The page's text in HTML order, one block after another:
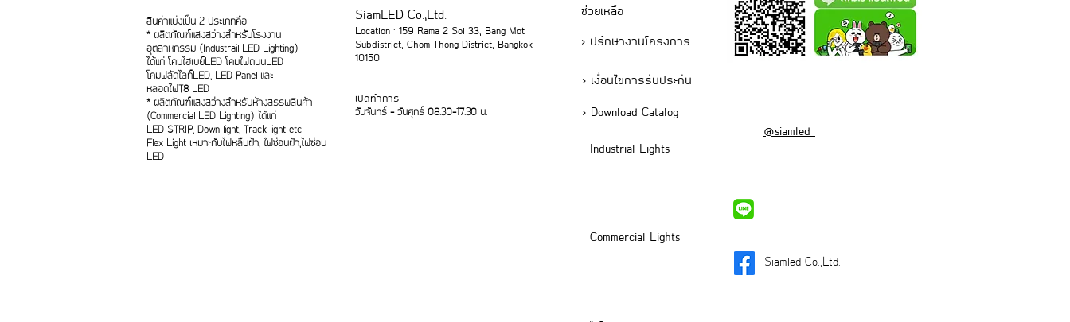
สินค่าแบ่งเป็น 2 ประเภทคือ
* ผลิตภัณฑ์แสงสว่างสำหรับโรงงาน
อุตสาหกรรม (Industrail LED Lighting)
ได้แก่ โคมไฮเบย์LED โคมไฟถนนLED
โคมฟลัดไลท์LED, LED Panel และ
หลอดไฟT8 LED
* ผลิตภัณฑ์แสงสว่างสำหรับห้างสรรพสินค้า
(Commercial LED Lighting) ได้แก่
LED STRIP, Down light, Track light etc
Flex Light เหมาะกับไฟหลืบฝ้า, ไฟซ่อนฝ้า,ไฟซ่อน
LED
SiamLED Co.,Ltd.
Location : 159 Rama 2 Soi 33, Bang Mot
Subdistrict, Chom Thong District, Bangkok
10150
เปิดทำการ
วันจันทร์ - วันศุกร์ 08.30-17.30 น.
ช่วยเหลือ
> ปรึกษางานโครงการ
> เงื่อนไขการรับประกัน
> Download Catalog
Industrial Lights
@siamled
Commercial Lights
Siamled Co.,Ltd.